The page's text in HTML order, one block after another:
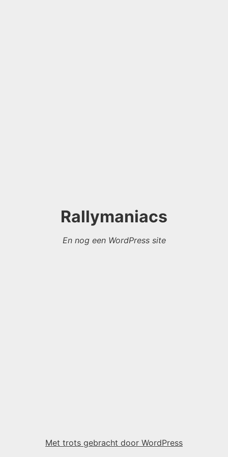
Rallymaniacs
En nog een WordPress site
Met trots gebracht door WordPress